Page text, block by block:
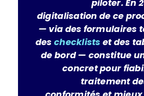
piloter. En
digitalisation de ce
— via des formulaires
deschecklists et des
de bord — constitue
concret pour
traitement